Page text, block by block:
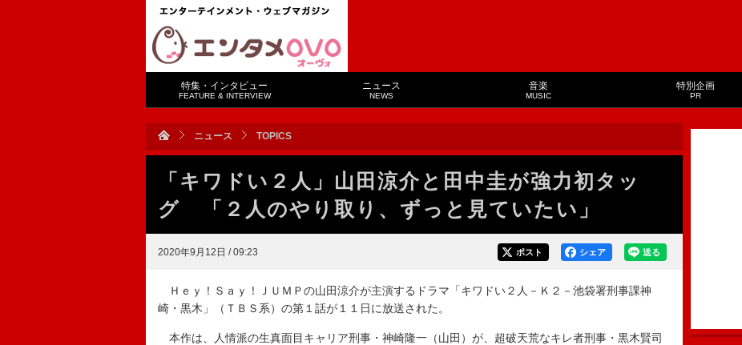
特集・インタビュー
FEATURE & INTERVIEW
ニュース
NEWS
音楽
MUSIC
特別企画
PR
ニュース TOPICS
「キワドい２人」山田涼介と田中圭が強力初タッ
グ 「２人のやり取り、ずっと見ていたい」
2020年9月12日 / 09:23 送る
シェア
ポスト
Ｈｅｙ！Ｓａｙ！ＪＵＭＰの山田涼介が主演するドラマ「キワドい２人－Ｋ２－池袋署刑事課神
崎・黒木」（ＴＢＳ系）の第１話が１１日に放送された。
本作は、人情派の生真面目キャリア刑事・神崎隆一（山田）が、超破天荒なキレ者刑事・黒木賢司